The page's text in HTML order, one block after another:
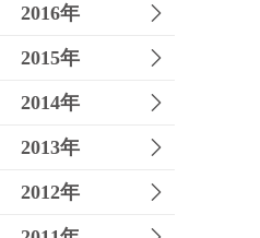
2016年
2015年
2014年
2013年
2012年